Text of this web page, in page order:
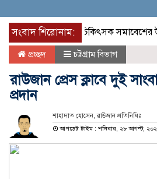
সংবাদ শিরোনাম:চিকিৎসক সমাবেশের
প্রচ্ছদ চট্টগ্রাম বিভাগ
রাউজান প্রেস ক্লাবে দুই
প্রদান
শাহাদাত হোসেন, রাউজান প্রতিনিধিঃ
আপডেট টাইম : শনিবার, ২৮ আগস্ট,